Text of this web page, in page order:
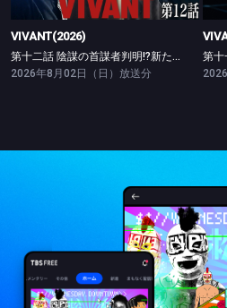
VIVANT(2026)
第十二話 陰謀の首謀者判明!?新たな仲間との対峙
2026年8月02日（日）放送分
第十